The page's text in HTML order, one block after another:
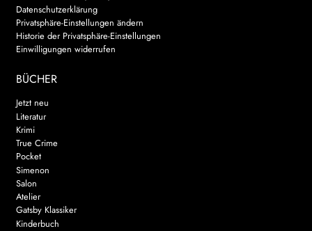
Datenschutzerklärung
Privatsphäre-Einstellungen ändern
Historie der Privatsphäre-Einstellungen
Einwilligungen widerrufen
BÜCHER
Jetzt neu
Literatur
Krimi
True Crime
Pocket
Simenon
Salon
Atelier
Gatsby Klassiker
Kinderbuch